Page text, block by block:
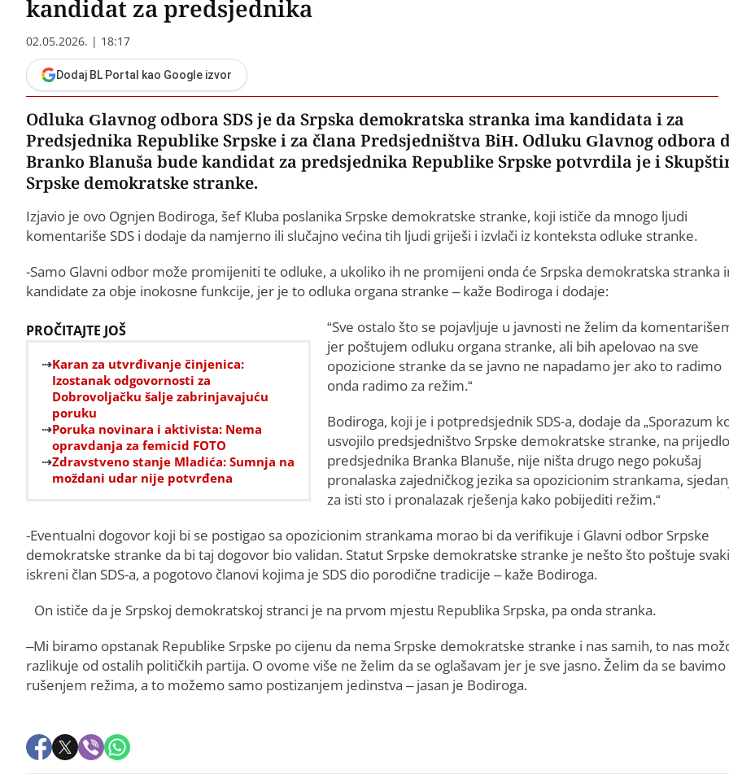
kandidat za predsjednika
02.05.2026. | 18:17
Dodaj BL Portal kao Google izvor
Odluka Glavnog odbora SDS je da Srpska demokratska stranka ima kandidata i za
Predsjednika Republike Srpske i za člana Predsjedništva BiH. Odluku Glavnog odbora
Branko Blanuša bude kandidat za predsjednika Republike Srpske potvrdila je i
Srpske demokratske stranke.
Izjavio je ovo Ognjen Bodiroga, šef Kluba poslanika Srpske demokratske stranke, koji ističe da mnogo ljudi
komentariše SDS i dodaje da namjerno ili slučajno većina tih ljudi griješi i izvlači iz konteksta odluke stranke.
-Samo Glavni odbor može promijeniti te odluke, a ukoliko ih ne promijeni onda će Srpska demokratska stranka
kandidate za obje inokosne funkcije, jer je to odluka organa stranke – kaže Bodiroga i dodaje:
PROČITAJTE JOŠ
Karan za utvrđivanje činjenica:
Izostanak odgovornosti za
Dobrovoljačku šalje zabrinjavajuću
poruku
Poruka novinara i aktivista: Nema
opravdanja za femicid FOTO
Zdravstveno stanje Mladića: Sumnja na
moždani udar nije potvrđena
“Sve ostalo što se pojavljuje u javnosti ne želim da
jer poštujem odluku organa stranke, ali bih apelovao na sve
opozicione stranke da se javno ne napadamo jer ako to radimo
onda radimo za režim.“
Bodiroga, koji je i potpredsjednik SDS-a, dodaje da „Sporazum
usvojilo predsjedništvo Srpske demokratske stranke, na
predsjednika Branka Blanuše, nije ništa drugo nego pokušaj
pronalaska zajedničkog jezika sa opozicionim strankama,
za isti sto i pronalazak rješenja kako pobijediti režim.“
-Eventualni dogovor koji bi se postigao sa opozicionim strankama morao bi da verifikuje i Glavni odbor Srpske
demokratske stranke da bi taj dogovor bio validan. Statut Srpske demokratske stranke je nešto što poštuje svaki
iskreni član SDS-a, a pogotovo članovi kojima je SDS dio porodične tradicije – kaže Bodiroga.
On ističe da je Srpskoj demokratskoj stranci je na prvom mjestu Republika Srpska, pa onda stranka.
–Mi biramo opstanak Republike Srpske po cijenu da nema Srpske demokratske stranke i nas samih, to nas
razlikuje od ostalih političkih partija. O ovome više ne želim da se oglašavam jer je sve jasno. Želim da se bavimo
rušenjem režima, a to možemo samo postizanjem jedinstva – jasan je Bodiroga.